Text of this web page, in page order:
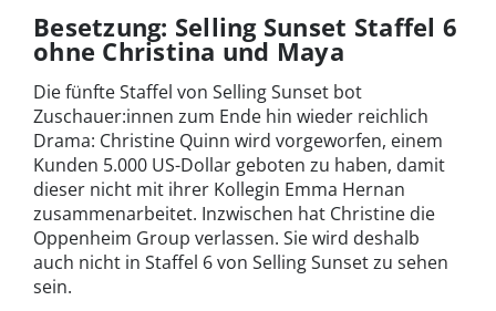
Besetzung: Selling Sunset Staffel 6
ohne Christina und Maya
Die fünfte Staffel von Selling Sunset bot
Zuschauer:innen zum Ende hin wieder reichlich
Drama: Christine Quinn wird vorgeworfen, einem
Kunden 5.000 US-Dollar geboten zu haben, damit
dieser nicht mit ihrer Kollegin Emma Hernan
zusammenarbeitet. Inzwischen hat Christine die
Oppenheim Group verlassen. Sie wird deshalb
auch nicht in Staffel 6 von Selling Sunset zu sehen
sein.